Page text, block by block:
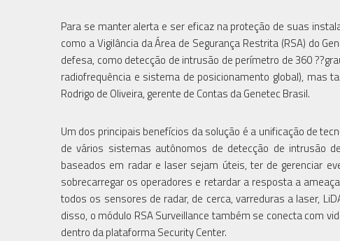
Para se manter alerta e ser eficaz na proteção de suas
como a Vigilância da Área de Segurança Restrita (RSA) do
defesa, como detecção de intrusão de perímetro de 360
radiofrequência e sistema de posicionamento global), mas
Rodrigo de Oliveira, gerente de Contas da Genetec Brasil.
Um dos principais benefícios da solução é a unificação de
de vários sistemas autônomos de detecção de intrusão
baseados em radar e laser sejam úteis, ter de gerenciar
sobrecarregar os operadores e retardar a resposta a
todos os sensores de radar, de cerca, varreduras a laser,
disso, o módulo RSA Surveillance também se conecta com
dentro da plataforma Security Center.